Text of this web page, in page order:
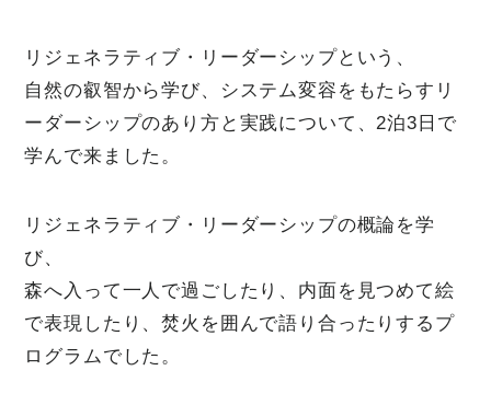
リジェネラティブ・リーダーシップという、
自然の叡智から学び、システム変容をもたらすリ
ーダーシップのあり方と実践について、2泊3日で
学んで来ました。
リジェネラティブ・リーダーシップの概論を学
び、
森へ入って一人で過ごしたり、内面を見つめて絵
で表現したり、焚火を囲んで語り合ったりするプ
ログラムでした。